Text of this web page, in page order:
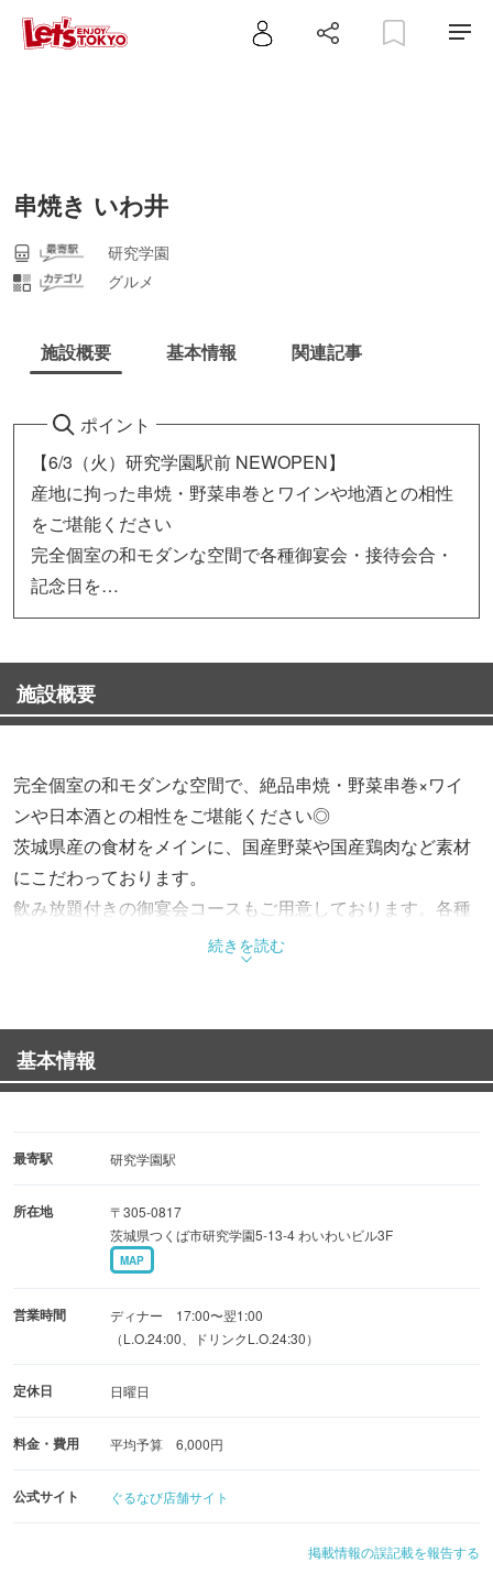
串焼き いわ井
研究学園
グルメ
施設概要 基本情報 関連記事
ポイント
【6/3（火）研究学園駅前 NEWOPEN】
産地に拘った串焼・野菜串巻とワインや地酒との相性
をご堪能ください
完全個室の和モダンな空間で各種御宴会・接待会合・
記念日を…
施設概要
完全個室の和モダンな空間で、絶品串焼・野菜串巻×ワイ
ンや日本酒との相性をご堪能ください◎
茨城県産の食材をメインに、国産野菜や国産鶏肉など素材
にこだわっております。
飲み放題付きの御宴会コースもご用意しております。各種
御宴会・接待会合・記念日にご利用ください。
続きを読む
基本情報
最寄駅 研究学園駅
所在地
〒305-0817
茨城県つくば市研究学園5-13-4 わいわいビル3F
MAP
営業時間
ディナー 17:00〜翌1:00
（L.O.24:00、ドリンクL.O.24:30）
定休日 日曜日
料金・費用 平均予算 6,000円
公式サイト ぐるなび店舗サイト
掲載情報の誤記載を報告する